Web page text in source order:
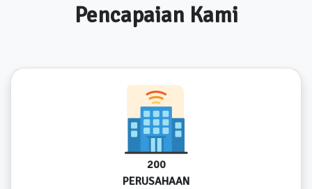
Pencapaian Kami
200
PERUSAHAAN